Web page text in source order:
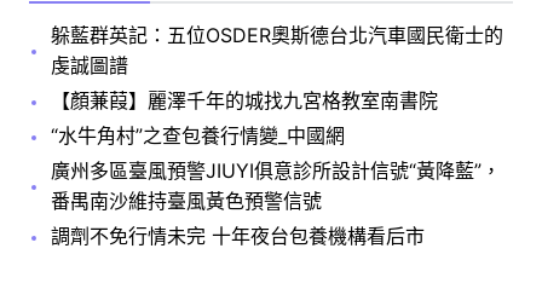
躲藍群英記：五位OSDER奧斯德台北汽車國民衛士的
虔誠圖譜
【顏蒹葭】麗澤千年的城找九宮格教室南書院
“水牛角村”之查包養行情變_中國網
廣州多區臺風預警JIUYI俱意診所設計信號“黃降藍”，
番禺南沙維持臺風黃色預警信號
調劑不免行情未完 十年夜台包養機構看后市